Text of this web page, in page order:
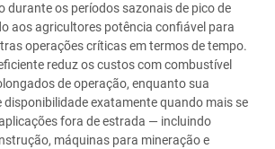
durante os períodos sazonais de pico de
aos agricultores potência confiável para
operações críticas em termos de tempo.
reduz os custos com combustível
de operação, enquanto sua
exatamente quando mais se
fora de estrada — incluindo
máquinas para mineração e